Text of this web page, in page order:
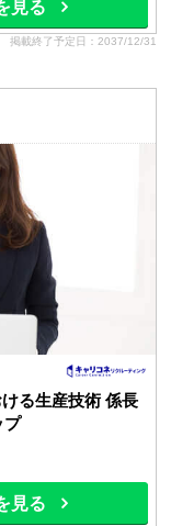
見る
掲載終了予定日：2037/12/31
る生産技術 係長
プ
見る